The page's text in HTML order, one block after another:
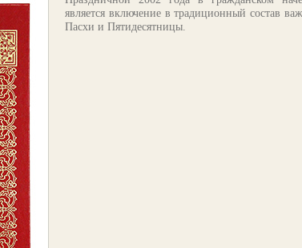
является включение в традиционный состав
Пасхи и Пятидесятницы.